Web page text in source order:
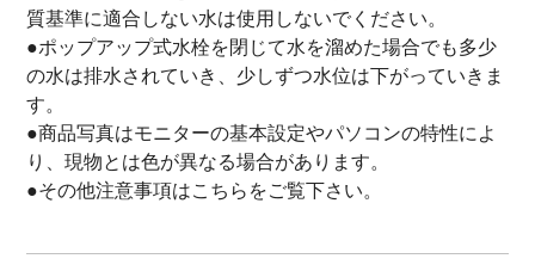
質基準に適合しない水は使用しないでください。
●ポップアップ式水栓を閉じて水を溜めた場合でも多少
の水は排水されていき、少しずつ水位は下がっていきま
す。
●商品写真はモニターの基本設定やパソコンの特性によ
り、現物とは色が異なる場合があります。
●その他注意事項はこちら をご覧下さい。